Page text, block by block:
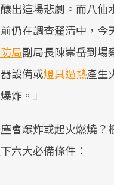
出這場悲劇。而八仙
仍在調查釐清中，今
局副局長陳崇岳到場
設備或燈具過熱產生
炸。」
會爆炸或起火燃燒？
六大必備條件：